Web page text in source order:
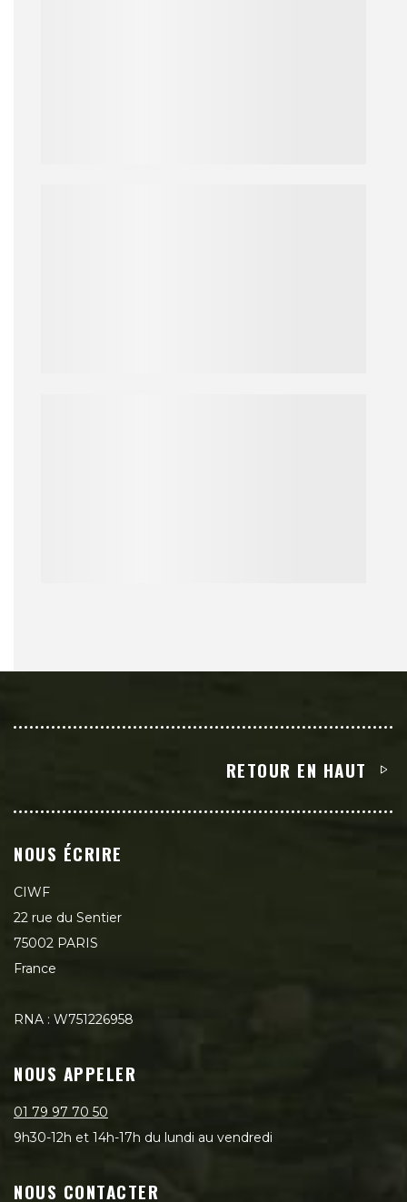
RETOUR EN HAUT
NOUS ÉCRIRE
CIWF
22 rue du Sentier
75002 PARIS
France
RNA : W751226958
NOUS APPELER
01 79 97 70 50
9h30-12h et 14h-17h du lundi au vendredi
NOUS CONTACTER